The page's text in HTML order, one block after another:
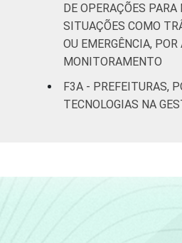
Fonte: CGI.br/NIC.br,
Estudos para o
Sociedade da
Pesquisa sobre o uso
informação e
brasileiro - TIC Governo
DE OPERAÇÕES
SITUAÇÕES COMO
OU EMERGÊNCIA, POR
MONITORAMENTO
F3A - PREFEITURAS,
TECNOLOGIAS NA